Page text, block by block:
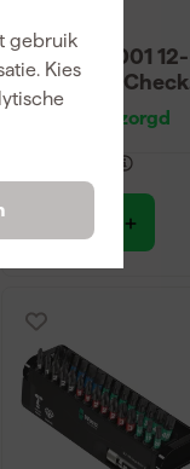
gebruik
Kies
Wera
5057420001 12-
delige Bit-Check
BiTorsion Bitset in
Morgen bezorgd
incl. BTW